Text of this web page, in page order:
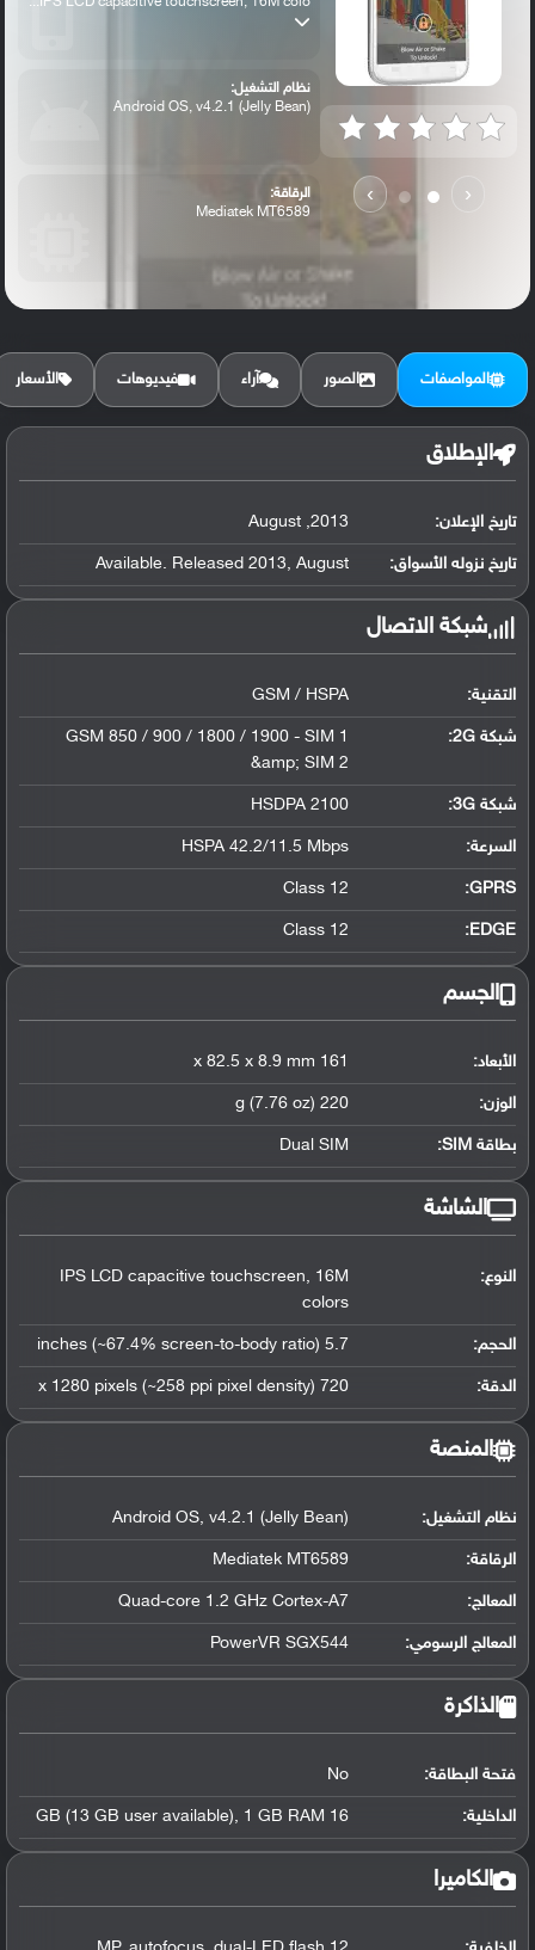
‹
›
نظام التشغيل:
Android OS, v4.2.1 (Jelly Bean)
الرقاقة:
Mediatek MT6589
الرام / التخزين:
المواصفات الصور آراء فيديوهات الأسعار
الإطلاق
تاريخ الإعلان: 2013, August
تاريخ نزوله الأسواق: Available. Released 2013, August
شبكة الاتصال
التقنية: GSM / HSPA
شبكة 2G:
GSM 850 / 900 / 1800 / 1900 - SIM 1
&amp; SIM 2
شبكة 3G :
HSDPA 2100
السرعة: HSPA 42.2/11.5 Mbps
GPRS:
Class 12
EDGE:
Class 12
الجسم
الأبعاد: 161 x 82.5 x 8.9 mm
الوزن: 220 g (7.76 oz)
بطاقة SIM: Dual SIM
الشاشة
النوع:
IPS LCD capacitive touchscreen, 16M
colors
الحجم: 5.7 inches (~67.4% screen-to-body ratio)
الدقة: 720 x 1280 pixels (~258 ppi pixel density)
المنصة
نظام التشغيل:
Android OS, v4.2.1 (Jelly Bean)
الرقاقة:
Mediatek MT6589
المعالج:
Quad-core 1.2 GHz Cortex-A7
المعالج الرسومي:
PowerVR SGX544
الذاكرة
فتحة البطاقة: No
الداخلية: 16 GB (13 GB user available), 1 GB RAM
الكاميرا